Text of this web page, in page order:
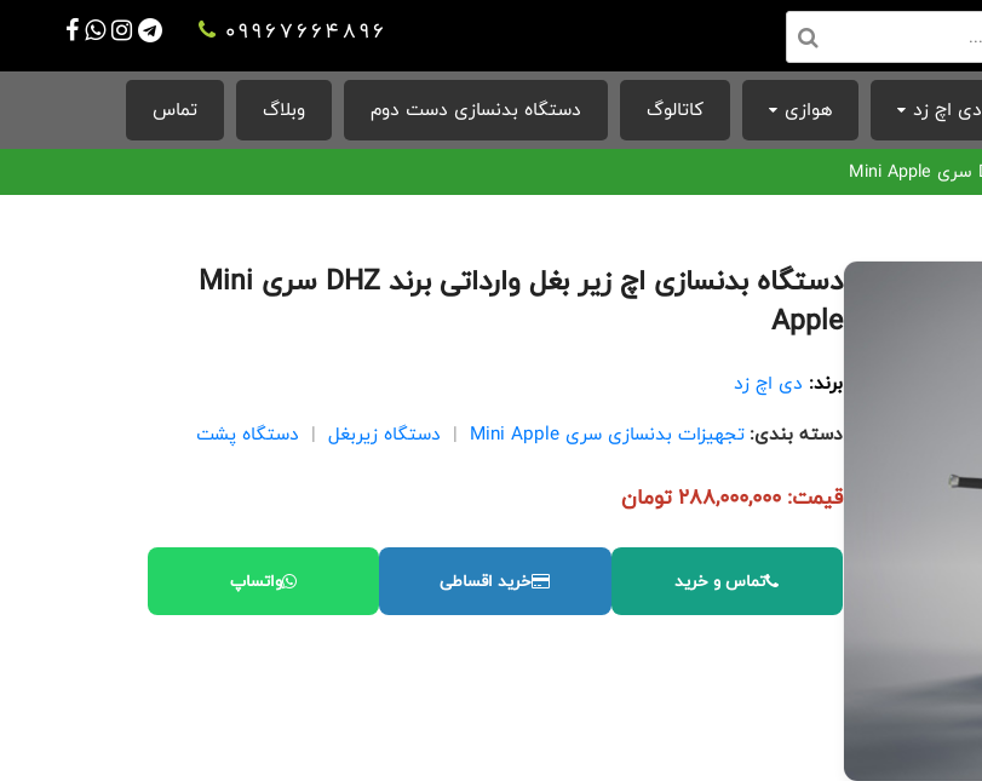
09967664896
دی اچ زد هوازی کاتالوگ دستگاه بدنسازی دست دوم وبلاگ تماس
دستگاه بدنسازی اچ زیر بغل وارداتی برند DHZ سری Mini
Apple
برند: دی اچ زد
دسته بندی:تجهیزات بدنسازی سری Mini Apple | دستگاه زیربغل | دستگاه پشت
قیمت: 288,000,000 تومان
تماس و خرید خرید اقساطی واتساپ